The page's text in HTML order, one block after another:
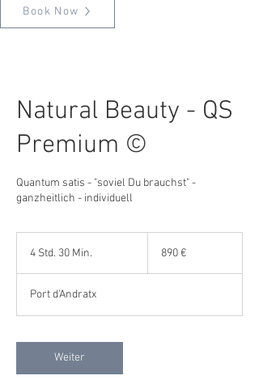
Book Now
Natural Beauty - QS
Premium ©
Quantum satis - "soviel Du brauchst" -
ganzheitlich - individuell
4 Std. 30 Min.
d
.
0
i
890 €
Port d'Andratx
Weiter